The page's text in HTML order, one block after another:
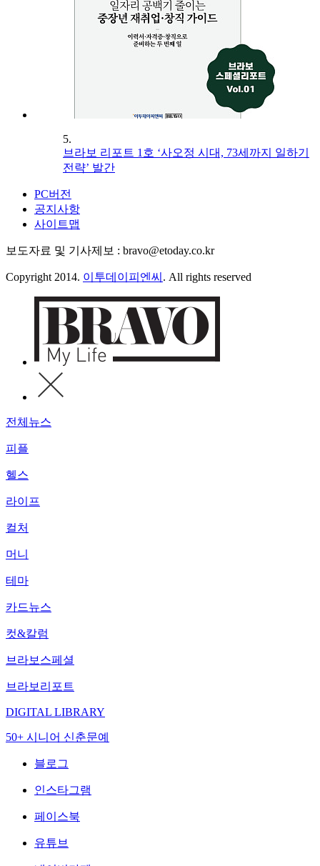
5.
브라보 리포트 1호 ‘사오정 시대, 73세까지 일하기
전략’ 발간
PC버전
공지사항
사이트맵
보도자료 및 기사제보 : bravo@etoday.co.kr
Copyright 2014. 이투데이피엔씨 . All rights reserved
전체뉴스
피플
헬스
라이프
컬처
머니
테마
카드뉴스
컷&칼럼
브라보스페셜
브라보리포트
DIGITAL LIBRARY
50+ 시니어 신춘문예
블로그
인스타그램
페이스북
유튜브